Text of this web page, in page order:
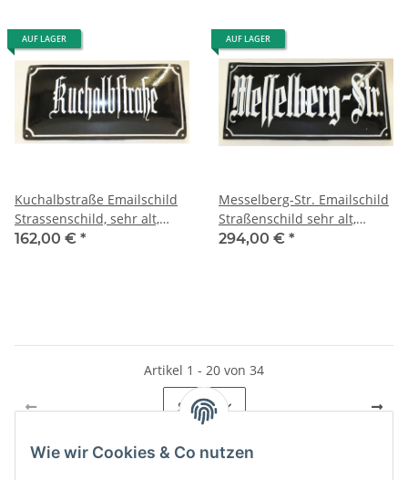
AUF LAGER
Kuchalbstraße Emailschild
Strassenschild, sehr alt,
gewölbt enamel street sign
162,00 € *
AUF LAGER
Messelberg-Str. Emailschild
Straßenschild sehr alt,
gewölbt, enamel street sign
294,00 € *
Artikel 1 - 20 von 34
Seite1
Wie wir Cookies & Co nutzen